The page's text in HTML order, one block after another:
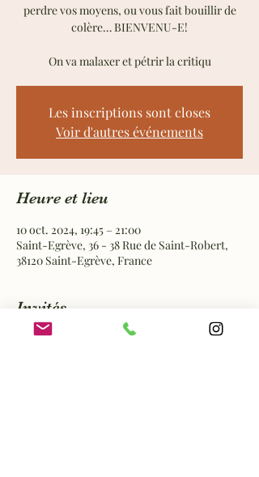
perdre vos moyens, ou vous fait bouillir de
colère… BIENVENU-E!
On va malaxer et pétrir la critiqu
Les inscriptions sont closes
Voir d'autres événements
Heure et lieu
10 oct. 2024, 19:45 – 21:00
Saint-Egrève, 36 - 38 Rue de Saint-Robert,
38120 Saint-Egrève, France
Invités